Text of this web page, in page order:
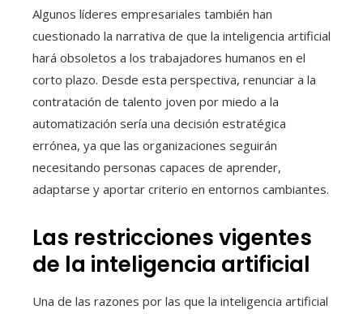
Algunos líderes empresariales también han
cuestionado la narrativa de que la inteligencia artificial
hará obsoletos a los trabajadores humanos en el
corto plazo. Desde esta perspectiva, renunciar a la
contratación de talento joven por miedo a la
automatización sería una decisión estratégica
errónea, ya que las organizaciones seguirán
necesitando personas capaces de aprender,
adaptarse y aportar criterio en entornos cambiantes.
Las restricciones vigentes
de la inteligencia artificial
Una de las razones por las que la inteligencia artificial